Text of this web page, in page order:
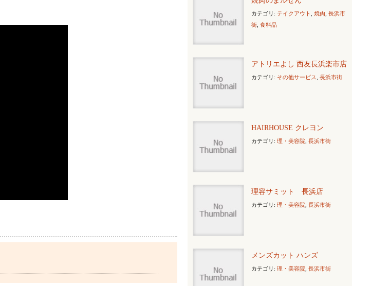
カテゴリ: テイクアウト 焼肉 長浜市
街 食料品
アトリエよし 西友長浜楽市店
カテゴリ: その他サービス 長浜市街
HAIRHOUSE クレヨン
カテゴリ: 理・美容院 長浜市街
理容サミット 長浜店
カテゴリ: 理・美容院 長浜市街
メンズカット ハンズ
カテゴリ: 理・美容院 長浜市街